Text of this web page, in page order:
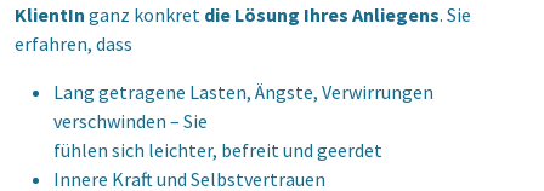
KlientIn ganz konkret die Lösung Ihres Anliegens. Sie
erfahren, dass
Lang getragene Lasten, Ängste, Verwirrungen
verschwinden – Sie
fühlen sich leichter, befreit und geerdet
Innere Kraft und Selbstvertrauen